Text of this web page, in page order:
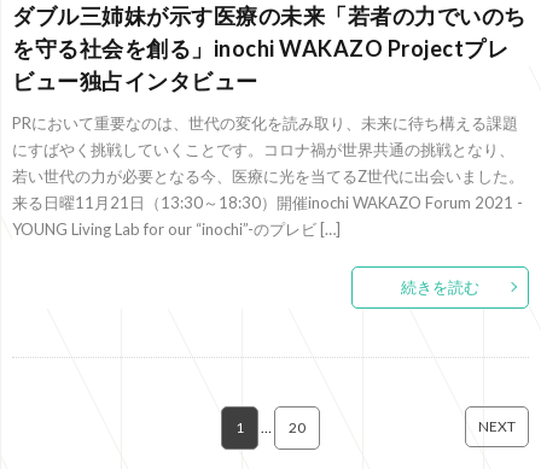
ダブル三姉妹が示す医療の未来「若者の力でいのち
を守る社会を創る」inochi WAKAZO Projectプレ
ビュー独占インタビュー
PRにおいて重要なのは、世代の変化を読み取り、未来に待ち構える課題
にすばやく挑戦していくことです。コロナ禍が世界共通の挑戦となり、
若い世代の力が必要となる今、医療に光を当てるZ世代に出会いました。
来る日曜11月21日（13:30～18:30）開催inochi WAKAZO Forum 2021 -
YOUNG Living Lab for our “inochi”-のプレビ […]
続きを読む
1 20 NEXT